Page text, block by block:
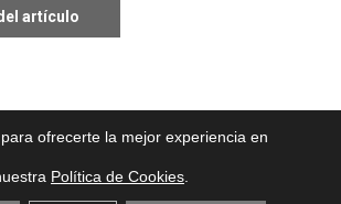
de Privacidad·Política de Cookies
ofrecerte la mejor experiencia en
Política de Cookies